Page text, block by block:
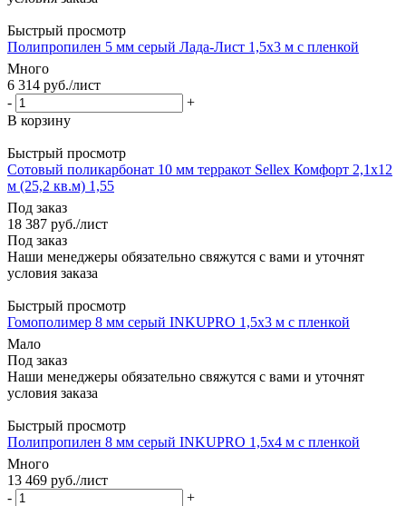
Быстрый просмотр
Полипропилен 5 мм серый Лада-Лист 1,5х3 м с пленкой
Много
6 314 руб./лист
-
+
В корзину
Быстрый просмотр
Сотовый поликарбонат 10 мм терракот Sellex Комфорт 2,1х12
м (25,2 кв.м) 1,55
Под заказ
18 387 руб./лист
Под заказ
Наши менеджеры обязательно свяжутся с вами и уточнят
условия заказа
Быстрый просмотр
Гомополимер 8 мм серый INKUPRO 1,5х3 м с пленкой
Мало
Под заказ
Наши менеджеры обязательно свяжутся с вами и уточнят
условия заказа
Быстрый просмотр
Полипропилен 8 мм серый INKUPRO 1,5х4 м с пленкой
Много
13 469 руб./лист
-
+